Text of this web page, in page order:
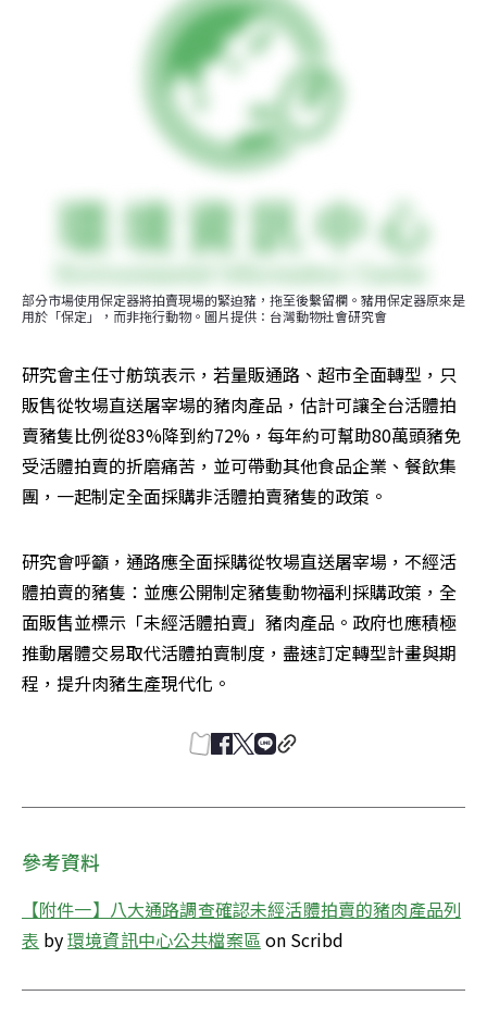
部分市場使用保定器將拍賣現場的緊迫豬，拖至後繫留欄。豬用保定器原來是
用於「保定」，而非拖行動物。圖片提供：台灣動物社會研究會
研究會主任寸舫筑表示，若量販通路、超市全面轉型，只
販售從牧場直送屠宰場的豬肉產品，估計可讓全台活體拍
賣豬隻比例從83%降到約72%，每年約可幫助80萬頭豬免
受活體拍賣的折磨痛苦，並可帶動其他食品企業、餐飲集
團，一起制定全面採購非活體拍賣豬隻的政策。
研究會呼籲，通路應全面採購從牧場直送屠宰場，不經活
體拍賣的豬隻：並應公開制定豬隻動物福利採購政策，全
面販售並標示「未經活體拍賣」豬肉產品。政府也應積極
推動屠體交易取代活體拍賣制度，盡速訂定轉型計畫與期
程，提升肉豬生產現代化。
參考資料
【附件一】八大通路調查確認未經活體拍賣的豬肉產品列
表 by 環境資訊中心公共檔案區 on Scribd